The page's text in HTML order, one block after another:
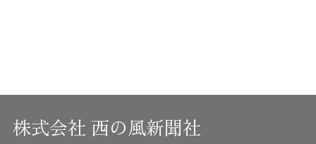
株式会社 西の風新聞社